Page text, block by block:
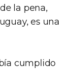
la pena,
es una
cumplido